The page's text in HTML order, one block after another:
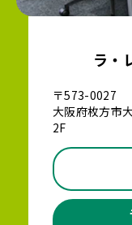
ラ・
〒573-0027
大阪府枚方市
2F